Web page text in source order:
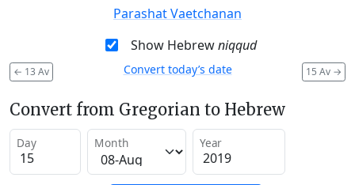
Parashat Vaetchanan
Show Hebrewniqqud
← 13 Av 15 Av →
Convert today’s date
Convert from Gregorian to Hebrew
Day Month Year